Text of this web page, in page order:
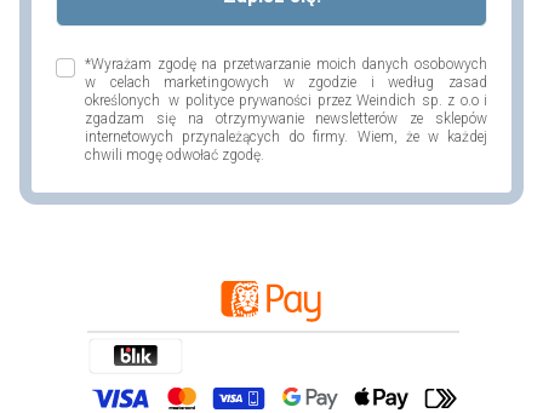
*Wyrażam zgodę na przetwarzanie moich danych osobowych
w celach marketingowych w zgodzie i według zasad
określonych w polityce prywaności przez Weindich sp. z o.o i
zgadzam się na otrzymywanie newsletterów ze sklepów
internetowych przynależących do firmy. Wiem, że w każdej
chwili mogę odwołać zgodę.